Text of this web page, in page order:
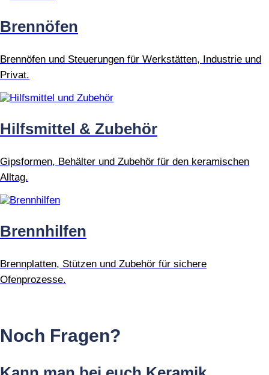
Brennöfen
Brennöfen und Steuerungen für Werkstätten, Industrie und
Privat.
Hilfsmittel & Zubehör
Gipsformen, Behälter und Zubehör für den keramischen
Alltag.
Brennhilfen
Brennplatten, Stützen und Zubehör für sichere
Ofenprozesse.
Noch Fragen?